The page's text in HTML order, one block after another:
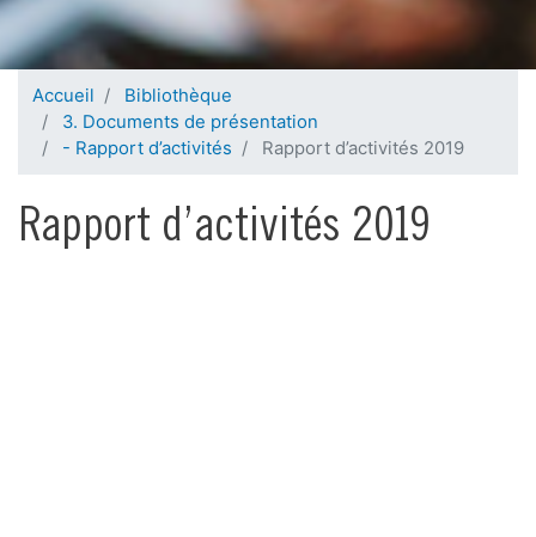
Accueil
Bibliothèque
3. Documents de présentation
- Rapport d’activités
Rapport d’activités 2019
Rapport d’activités 2019